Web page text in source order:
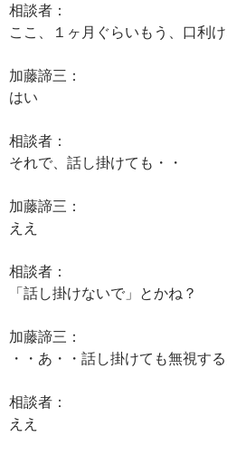
相談者：
ここ、１ヶ月ぐらいもう、口利け
加藤諦三：
はい
相談者：
それで、話し掛けても・・
加藤諦三：
ええ
相談者：
「話し掛けないで」とかね？
加藤諦三：
・・あ・・話し掛けても無視す
相談者：
ええ